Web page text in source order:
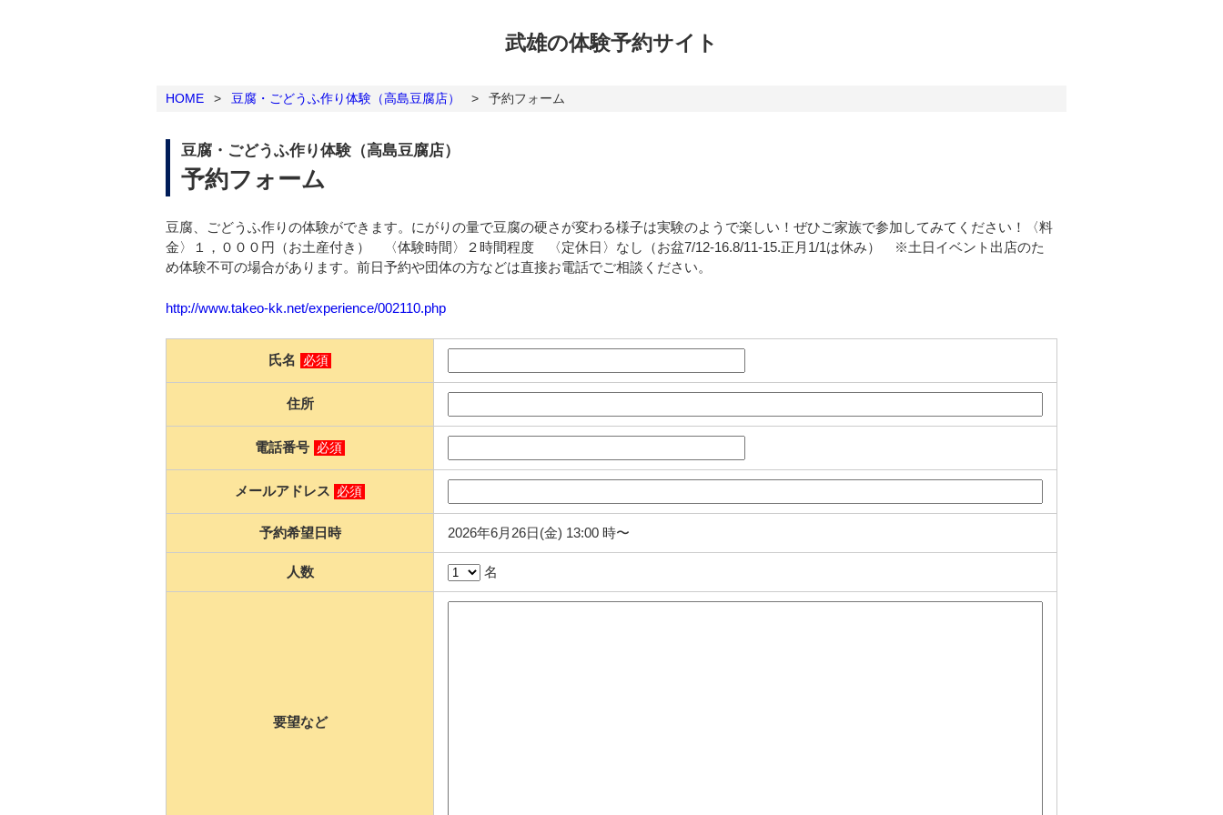
武雄の体験予約サイト
HOME > 豆腐・ごどうふ作り体験（高島豆腐店） > 予約フォーム
豆腐・ごどうふ作り体験（高島豆腐店）
予約フォーム
豆腐、ごどうふ作りの体験ができます。にがりの量で豆腐の硬さが変わる様子は実験のようで楽しい！ぜひご家族で参加してみてください！〈料
金〉１，０００円（お土産付き） 〈体験時間〉２時間程度 〈定休日〉なし（お盆7/12-16.8/11-15.正月1/1は休み） ※土日イベント出店のた
め体験不可の場合があります。前日予約や団体の方などは直接お電話でご相談ください。
http://www.takeo-kk.net/experience/002110.php
氏名 必須
住所
電話番号 必須
メールアドレス 必須
予約希望日時 2026年6月26日(金) 13:00 時〜
人数 名
要望など